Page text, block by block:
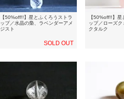
【50%off!!】星とふくろうストラ
ップ／水晶の梟、ラベンダーアメ
ジスト
SOLD OUT
【50%off!!】
ップ／ローズ
クタルク